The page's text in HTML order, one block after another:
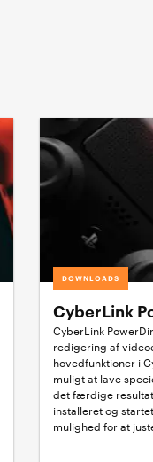
DOWNLOADS
CyberLink
CyberLink
redigering af
hovedfunktioner i
muligt at lave
det færdige
installeret og
mulighed for at